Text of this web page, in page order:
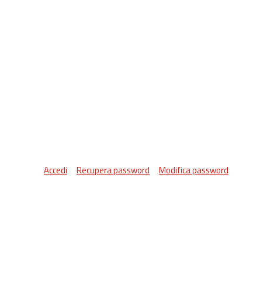
Accedi Recupera password Modifica password